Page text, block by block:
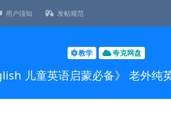
用户须知 发帖规范
教学 夸克网盘
儿童英语启蒙必备》 老外纯